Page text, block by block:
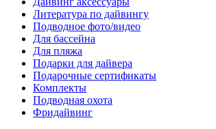
Литература по дайвингу
Подводное фото/видео
Для бассейна
Для пляжа
Подарки для дайвера
Подарочные сертификаты
Комплекты
Подводная охота
Фридайвинг